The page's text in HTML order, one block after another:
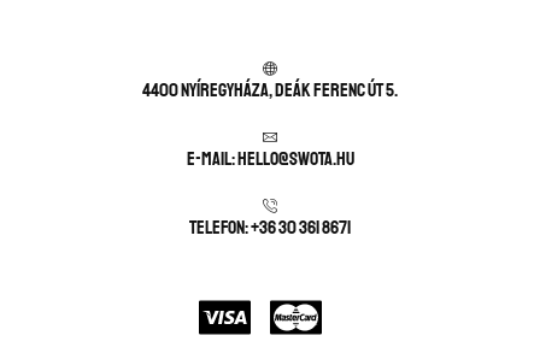
4400 Nyíregyháza, Deák Ferenc út 5.
E-mail: hello@swota.hu
Telefon: +36 30 361 8671